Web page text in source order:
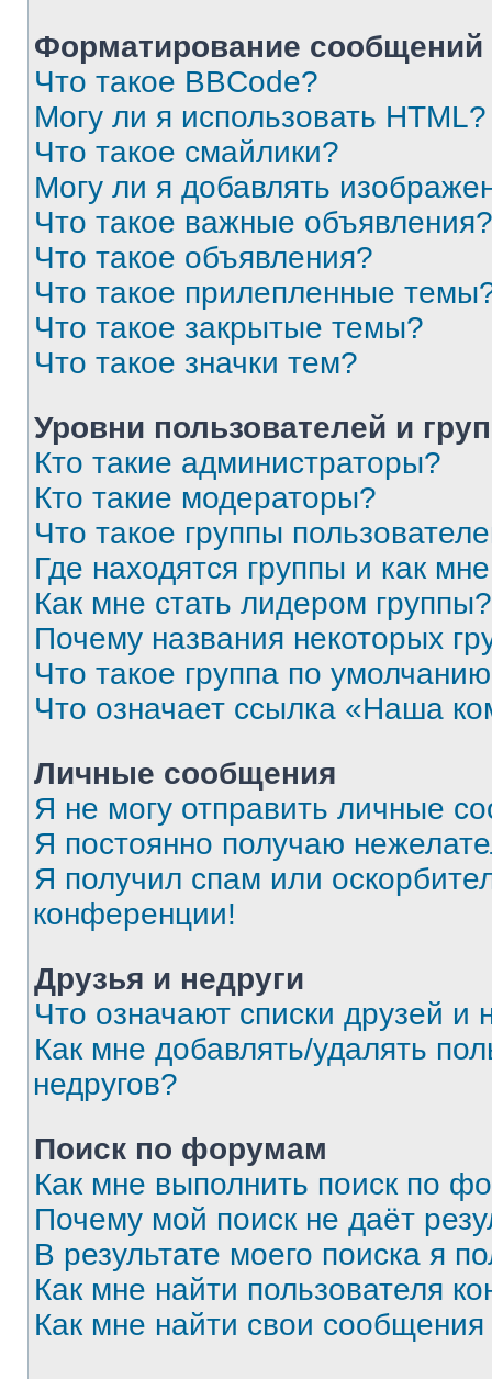
Форматирование
Что такое BBCode?
Могу ли я использовать HTML?
Что такое смайлики?
Могу ли я добавлять
Что такое важные объявления?
Что такое объявления?
Что такое прилепленные
Что такое закрытые темы?
Что такое значки тем?
Уровни пользователей и
Кто такие администраторы?
Кто такие модераторы?
Что такое группы
Где находятся группы и как
Как мне стать лидером группы?
Почему названия некоторых
Что такое группа по
Что означает ссылка «Наша
Личные сообщения
Я не могу отправить личные
Я постоянно получаю
Я получил спам или
конференции!
Друзья и недруги
Что означают списки друзей и
Как мне добавлять/удалять
недругов?
Поиск по форумам
Как мне выполнить поиск по
Почему мой поиск не даёт
В результате моего поиска я
Как мне найти пользователя
Как мне найти свои